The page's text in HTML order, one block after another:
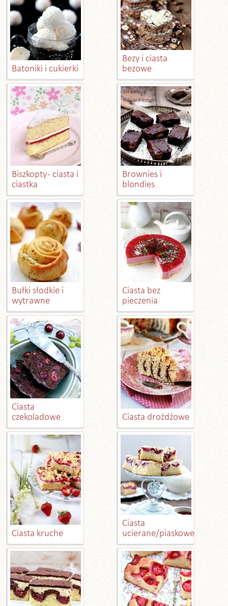
Batoniki i cukierki
Bezy i ciasta
bezowe
Biszkopty - ciasta i
ciastka
Brownies i
blondies
Bułki słodkie i
wytrawne
Ciasta bez
pieczenia
Ciasta
czekoladowe
Ciasta drożdżowe
Ciasta kruche
Ciasta
ucierane/piaskowe